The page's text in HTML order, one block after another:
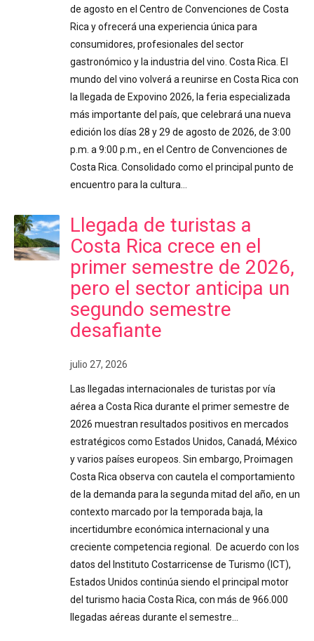
de agosto en el Centro de Convenciones de Costa
Rica y ofrecerá una experiencia única para
consumidores, profesionales del sector
gastronómico y la industria del vino. Costa Rica. El
mundo del vino volverá a reunirse en Costa Rica con
la llegada de Expovino 2026, la feria especializada
más importante del país, que celebrará una nueva
edición los días 28 y 29 de agosto de 2026, de 3:00
p.m. a 9:00 p.m., en el Centro de Convenciones de
Costa Rica. Consolidado como el principal punto de
encuentro para la cultura…
Llegada de turistas a
Costa Rica crece en el
primer semestre de 2026,
pero el sector anticipa un
segundo semestre
desafiante
julio 27, 2026
Las llegadas internacionales de turistas por vía
aérea a Costa Rica durante el primer semestre de
2026 muestran resultados positivos en mercados
estratégicos como Estados Unidos, Canadá, México
y varios países europeos. Sin embargo, Proimagen
Costa Rica observa con cautela el comportamiento
de la demanda para la segunda mitad del año, en un
contexto marcado por la temporada baja, la
incertidumbre económica internacional y una
creciente competencia regional. De acuerdo con los
datos del Instituto Costarricense de Turismo (ICT),
Estados Unidos continúa siendo el principal motor
del turismo hacia Costa Rica, con más de 966.000
llegadas aéreas durante el semestre…